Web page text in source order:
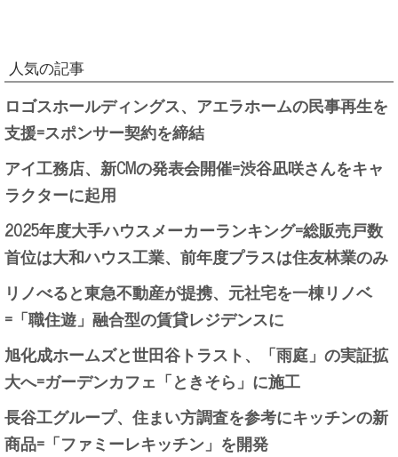
人気の記事
ロゴスホールディングス、アエラホームの民事再生を
支援=スポンサー契約を締結
アイ工務店、新CMの発表会開催=渋谷凪咲さんをキャ
ラクターに起用
2025年度大手ハウスメーカーランキング=総販売戸数
首位は大和ハウス工業、前年度プラスは住友林業のみ
リノべると東急不動産が提携、元社宅を一棟リノベ
=「職住遊」融合型の賃貸レジデンスに
旭化成ホームズと世田谷トラスト、「雨庭」の実証拡
大へ=ガーデンカフェ「ときそら」に施工
長谷工グループ、住まい方調査を参考にキッチンの新
商品=「ファミーレキッチン」を開発